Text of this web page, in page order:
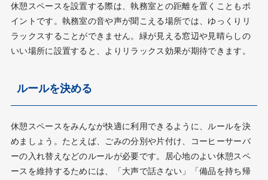
休憩スペースを設置する際は、執務室との距離を置くこともポ
イントです。執務室の音や声が聞こえる場所では、ゆっくりリ
ラックスすることができません。緑が見える窓辺や見晴らしの
いい場所に設置すると、よりリラックス効果が期待できます。
ルールを決める
休憩スペースをみんなが快適に利用できるように、ルールを決
めましょう。たとえば、ごみの分別や片付け、コーヒーサーバ
ーの入れ替えなどのルールが必要です。居心地のよい休憩スペ
ースを維持するためには、「大声で話さない」「備品を持ち帰